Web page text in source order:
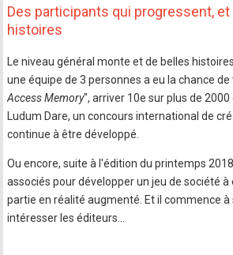
Des participants qui progressent, et
histoires
Le niveau général monte et de belles
une équipe de 3 personnes a eu la chance de
Access Memory", arriver 10e sur plus de
Ludum Dare, un concours international de
continue à être développé.
Ou encore, suite à l'édition du printemps
associés pour développer un jeu de société à
partie en réalité augmenté. Et il commence
intéresser les éditeurs…